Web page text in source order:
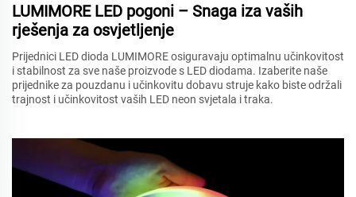
LUMIMORE LED pogoni – Snaga iza vaših
rješenja za osvjetljenje
Prijednici LED dioda LUMIMORE osiguravaju optimalnu učinkovitost
i stabilnost za sve naše proizvode s LED diodama. Izaberite naše
prijednike za pouzdanu i učinkovitu dobavu struje kako biste održali
trajnost i učinkovitost vaših LED neon svjetala i traka.